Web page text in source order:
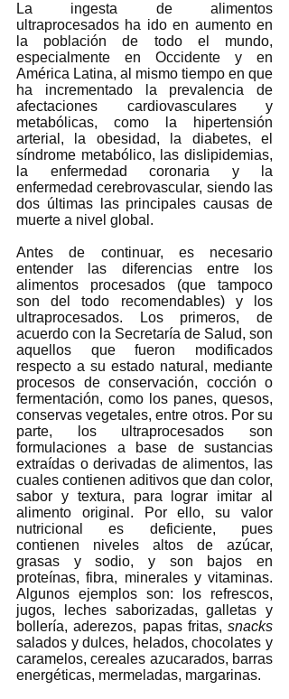
La ingesta de alimentos
ultraprocesados ha ido en aumento en
la población de todo el mundo,
especialmente en Occidente y en
América Latina, al mismo tiempo en que
ha incrementado la prevalencia de
afectaciones cardiovasculares y
metabólicas, como la hipertensión
arterial, la obesidad, la diabetes, el
síndrome metabólico, las dislipidemias,
la enfermedad coronaria y la
enfermedad cerebrovascular, siendo las
dos últimas las principales causas de
muerte a nivel global.
Antes de continuar, es necesario
entender las diferencias entre los
alimentos procesados (que tampoco
son del todo recomendables) y los
ultraprocesados. Los primeros, de
acuerdo con la Secretaría de Salud, son
aquellos que fueron modificados
respecto a su estado natural, mediante
procesos de conservación, cocción o
fermentación, como los panes, quesos,
conservas vegetales, entre otros. Por su
parte, los ultraprocesados son
formulaciones a base de sustancias
extraídas o derivadas de alimentos, las
cuales contienen aditivos que dan color,
sabor y textura, para lograr imitar al
alimento original. Por ello, su valor
nutricional es deficiente, pues
contienen niveles altos de azúcar,
grasas y sodio, y son bajos en
proteínas, fibra, minerales y vitaminas.
Algunos ejemplos son: los refrescos,
jugos, leches saborizadas, galletas y
bollería, aderezos, papas fritas,
salados y dulces, helados, chocolates y
caramelos, cereales azucarados, barras
energéticas, mermeladas, margarinas.